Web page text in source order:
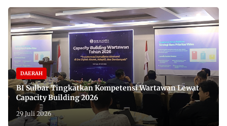
DAERAH
BI Sulbar Tingkatkan Kompetensi Wartawan Lewat
Capacity Building 2026
29 Juli 2026